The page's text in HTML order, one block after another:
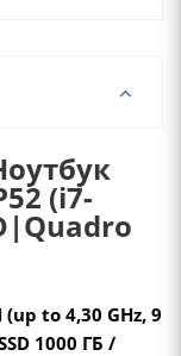
(i7-
to 4,30 GHz, 9
1000 ГБ /